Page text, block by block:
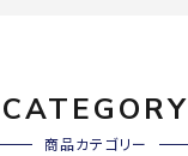
CATEGORY
商品カテゴリー